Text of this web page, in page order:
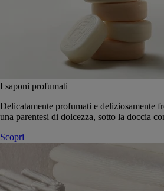
I saponi profumati
Delicatamente profumati e deliziosamente
una parentesi di dolcezza, sotto la doccia
Scopri